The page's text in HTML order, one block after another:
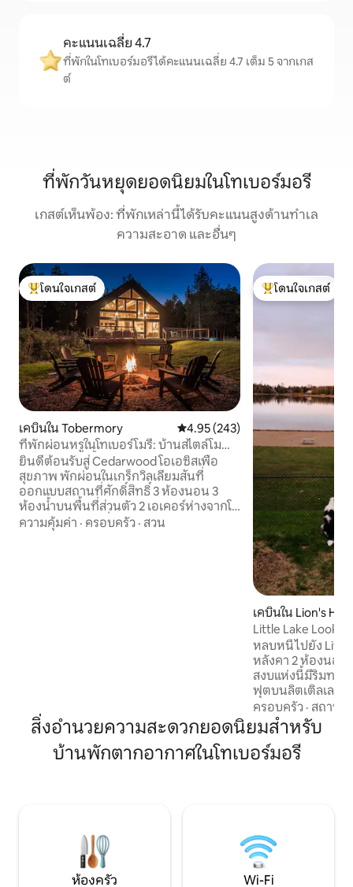
คะแนนเฉลี่ย 4.7
ที่พักในโทเบอร์มอรีได้คะแนนเฉลี่ย 4.7 เต็ม 5 จากเกส
ต์
ที่พักวันหยุดยอดนิยมในโทเบอร์มอรี
เกสต์เห็นพ้อง: ที่พักเหล่านี้ได้รับคะแนนสูงด้านทำเล
ความสะอาด และอื่นๆ
โดนใจเกสต์ที่สุด
โดนใจเกสต์
เคบินใน Tobermory คะแนนเฉลี่ย 4.95 จาก 5, 243 รีวิว
4.95 (243)
ที่พักผ่อนหรูในโทเบอร์โมรี: บ้านสไตล์โม
เดิร์นและอ่างน้ำร้อน
ยินดีต้อนรับสู่ Cedarwood โอเอซิสเพื่อ
สุขภาพ พักผ่อนในเกร็กวิลเลียมสันที่
ออกแบบสถานที่ศักดิ์สิทธิ์ 3 ห้องนอน 3
ห้องน้ำบนพื้นที่ส่วนตัว 2 เอเคอร์ห่างจากโท
เบอร์โมรีเพียงไม่กี่นาที อัญมณีทาง
สถาปัตยกรรมแห่งนี้มีอ่างน้ำร้อนซาวน่า
ความคุ้มค่า · ครอบครัว · สวน
โดนใจเกสต์ที่สุด
โดนใจเกสต์
เคบินใน Lion's
Little Lake
ท่าเรือ สุนัข!
หลบหนีไปยัง Little
หลังคา 2 ห้องนอน
สงบแห่งนี้มีริมทะเ
ฟุตบนลิตเติลเลค
สวยงามของไนแอ
ความอุดมสมบูรณ์
ด้วยสิ่งอำนวยคว
และการขับรถชมวิ
โอเอซิสที่เป็นมิตร
เหมือนใครอย่างแท้
ครอบครัว · สถานที่
สิ่งอำนวยความสะดวกยอดนิยมสำหรับ
บ้านพักตากอากาศในโทเบอร์มอรี
ห้องครัว Wi-Fi